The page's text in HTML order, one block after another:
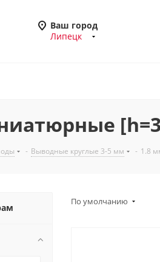
Ваш город
Липецк
- Выводные круглые 3-5 мм - 1.8
По умолчанию